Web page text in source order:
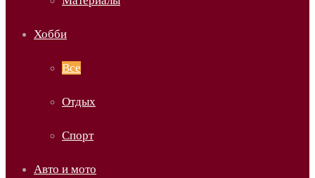
Хобби
Все
Отдых
Спорт
Авто и мото